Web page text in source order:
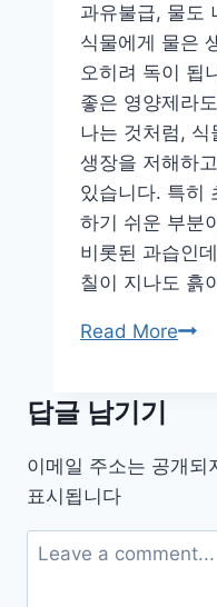
기
쉬
운
종
류
부
터
고
난
이
과유불급, 물도
식물에게 물은
오히려 독이 됩
좋은 영양제라
나는 것처럼, 식
생장을 저해하
있습니다. 특히
하기 쉬운 부분
비롯된 과습인
칠이 지나도 흙
Read More식
시
답글 남기기
이메일 주소는 공개되
표시됩니다